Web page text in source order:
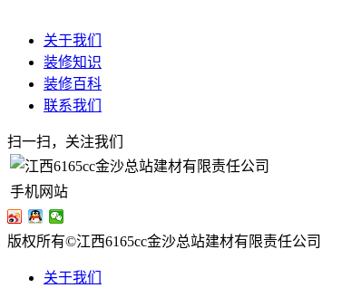
关于我们
装修知识
装修百科
联系我们
扫一扫，关注我们
手机网站
版权所有©江西6165cc金沙总站建材有限责任公司
关于我们